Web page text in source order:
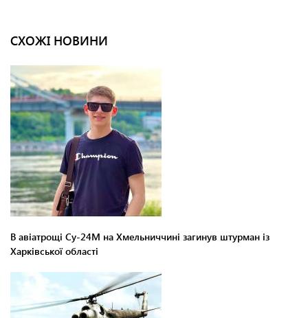
СХОЖІ НОВИНИ
В авіатрощі Су-24М на Хмельниччині загинув штурман із
Харківської області